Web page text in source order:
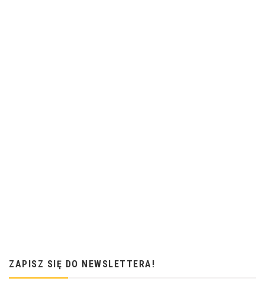
ZAPISZ SIĘ DO NEWSLETTERA!